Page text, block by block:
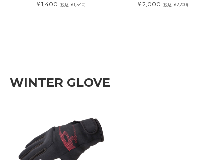
￥1,400 (税込:￥1,540) ￥2,000 (税込:￥2,200)
WINTER GLOVE